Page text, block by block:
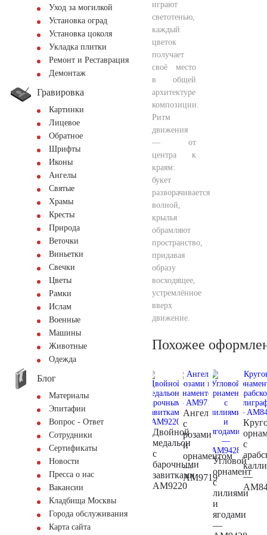
Уход за могилкой
Установка оград
Установка цоколя
Укладка плитки
Ремонт и Реставрация
Демонтаж
Гравировка
Картинки
Лицевое
Обратное
Шрифты
Иконы
Ангелы
Святые
Храмы
Кресты
Природа
Веточки
Виньетки
Свечки
Цветы
Рамки
Ислам
Военные
Машины
Животные
Одежда
Блог
Материалы
Эпитафии
Вопрос - Ответ
Сотрудники
Сертификаты
Новости
Пресса о нас
Вакансии
Кладбища Москвы
Города обслуживания
Карта сайта
играют
светотенью,
каждый
цветок
получает
своё место
в общей
архитектуре
композиции.
Ритм
движения
— от
центра к
краям:
букет
разворачивается
волной,
крылья
обрамляют
пространство,
придавая
образу
восходящее,
устремлённое
вверх
движение.
Похожее
Двойной
медальон
с
барочными
завитками
AM9220
Ангел
с
розами
и
орнаментом
—
AM9719
Угловой
орнамент
с
лилиями
и
ягодами
—
с
—